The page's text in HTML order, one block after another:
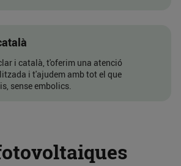
i català, t'oferim una atenció
i t'ajudem amb tot el que
sense embolics.